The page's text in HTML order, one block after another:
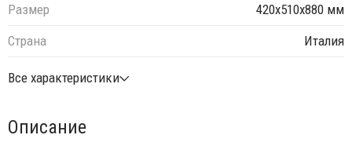
Размер
420х510х880 мм
Страна
Италия
Все характеристики
Описание